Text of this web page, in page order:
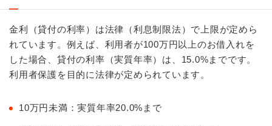
金利（貸付の利率）は法律（利息制限法）で上限が定めら
れています。例えば、利用者が100万円以上のお借入れを
した場合、貸付の利率（実質年率）は、15.0%までです。
利用者保護を目的に法律が定められています。
10万円未満：実質年率20.0%まで